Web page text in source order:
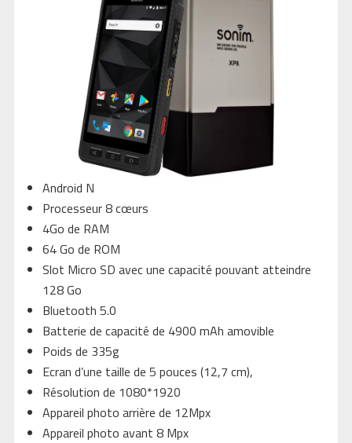
Android N
Processeur 8 cœurs
4Go de RAM
64 Go de ROM
Slot Micro SD avec une capacité pouvant atteindre
128 Go
Bluetooth 5.0
Batterie de capacité de 4900 mAh amovible
Poids de 335g
Ecran d’une taille de 5 pouces (12,7 cm),
Résolution de 1080*1920
Appareil photo arrière de 12Mpx
Appareil photo avant 8 Mpx